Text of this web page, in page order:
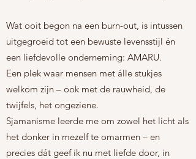
Wat ooit begon na een burn-out, is intussen
uitgegroeid tot een bewuste levensstijl én
een liefdevolle onderneming: AMARU.
Een plek waar mensen met álle stukjes
welkom zijn – ook met de rauwheid, de
twijfels, het ongeziene.
Sjamanisme leerde me om zowel het licht als
het donker in mezelf te omarmen – en
precies dát geef ik nu met liefde door, in